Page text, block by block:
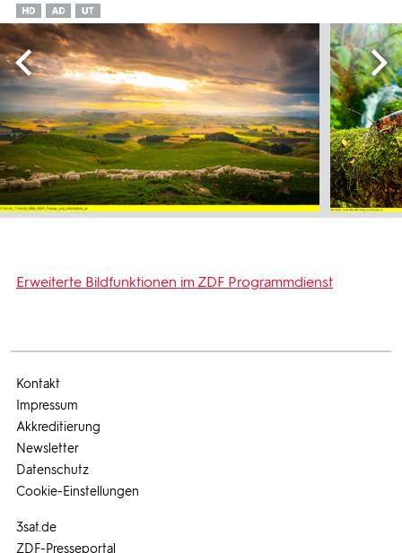
Erweiterte Bildfunktionen im ZDF Programmdienst
3sat.de
ZDF-Presseportal
Kontakt
Impressum
Akkreditierung
Newsletter
Datenschutz
Cookie-Einstellungen